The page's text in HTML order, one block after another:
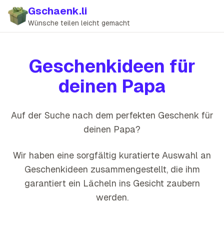
Gschaenk.li
Wünsche teilen leicht gemacht
Geschenkideen für
deinen Papa
Auf der Suche nach dem perfekten Geschenk für
deinen Papa?
Wir haben eine sorgfältig kuratierte Auswahl an
Geschenkideen zusammengestellt, die ihm
garantiert ein Lächeln ins Gesicht zaubern
werden.